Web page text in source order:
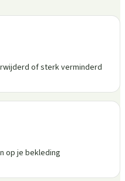
of sterk verminderd
op je bekleding